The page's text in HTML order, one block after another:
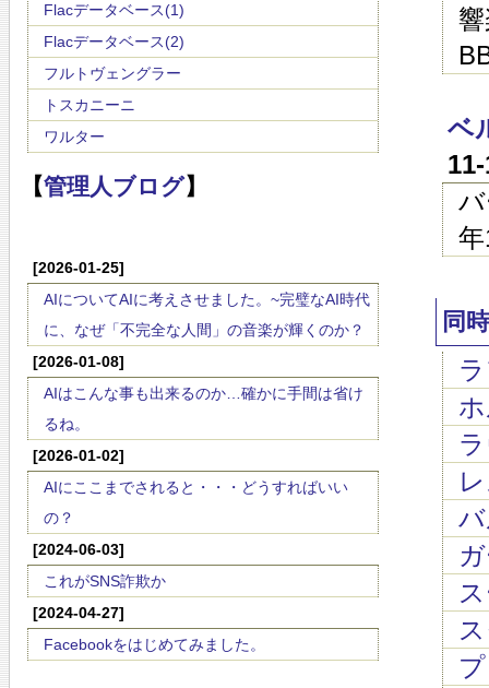
Flacデータベース(1)
Flacデータベース(2)
フルトヴェングラー
トスカニーニ
ワルター
【管理人ブログ】
[2026-01-25]
AIについてAIに考えさせました。~完璧なAI時代
に、なぜ「不完全な人間」の音楽が輝くのか？
[2026-01-08]
AIはこんな事も出来るのか…確かに手間は省け
るね。
[2026-01-02]
AIにここまでされると・・・どうすればいい
の？
[2024-06-03]
これがSNS詐欺か
[2024-04-27]
Facebookをはじめてみました。
ベ
同